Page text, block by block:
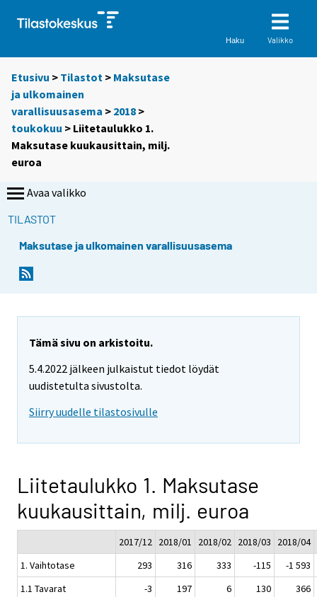
Haku Valikko
Etusivu > Tilastot > Maksutase
ja ulkomainen
varallisuusasema > 2018 >
toukokuu > Liitetaulukko 1.
Maksutase kuukausittain, milj.
euroa
Avaa valikko
TILASTOT
Maksutase ja ulkomainen varallisuusasema
Tämä sivu on arkistoitu.
5.4.2022 jälkeen julkaistut tiedot löydät
uudistetulta sivustolta.
Siirry uudelle tilastosivulle
Liitetaulukko 1. Maksutase
kuukausittain, milj. euroa
2017/12 2018/01 2018/02 2018/03
2018/04
1. Vaihtotase
293 316 333 -115
-1 593
1.1 Tavarat
-3 197 6 130
366